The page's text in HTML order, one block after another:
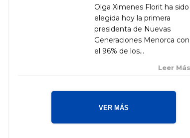
Olga Ximenes Florit ha sido
elegida hoy la primera
presidenta de Nuevas
Generaciones Menorca con
el 96% de los...
Leer
VER MÁS